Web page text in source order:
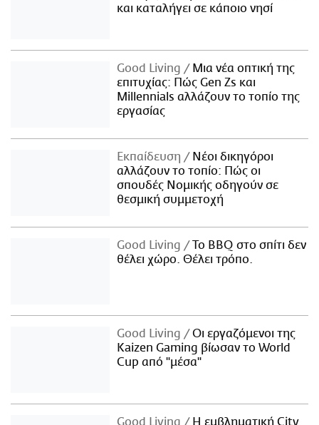
και καταλήγει σε κάποιο νησί
Good Living
Μια νέα οπτική της
επιτυχίας: Πώς Gen Zs και
Millennials αλλάζουν το τοπίο της
εργασίας
Εκπαίδευση
Νέοι δικηγόροι
αλλάζουν το τοπίο: Πώς οι
σπουδές Νομικής οδηγούν σε
θεσμική συμμετοχή
Good Living
Το BBQ στο σπίτι δεν
θέλει χώρο. Θέλει τρόπο.
Good Living
Οι εργαζόμενοι της
Kaizen Gaming βίωσαν το World
Cup από "μέσα"
Good Living
Η εμβληματική City